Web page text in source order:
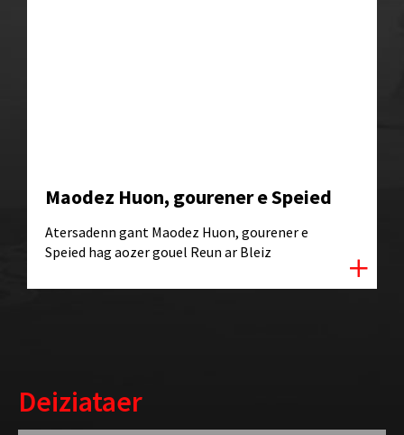
Maodez Huon, gourener e Speied
Atersadenn gant Maodez Huon, gourener e
Speied hag aozer gouel Reun ar Bleiz
Deiziataer